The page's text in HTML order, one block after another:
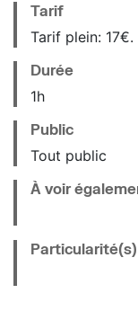
Tarif
Tarif plein:
Durée
1h
Public
Tout public
À voir
Particularité(s)